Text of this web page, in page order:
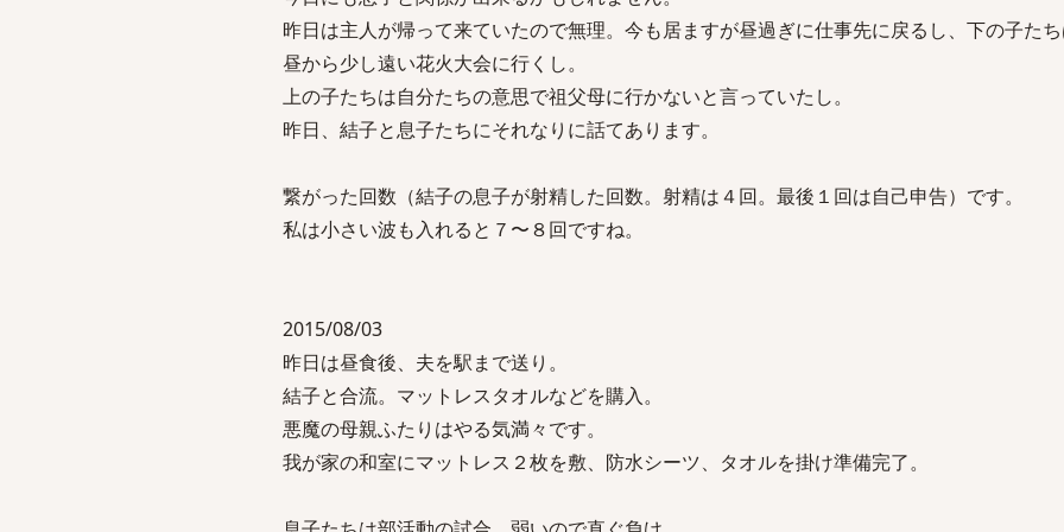
昨日は主人が帰って来ていたので無理。今も居ますが昼過ぎに仕事先に戻るし、下の子た
昼から少し遠い花火大会に行くし。
上の子たちは自分たちの意思で祖父母に行かないと言っていたし。
昨日、結子と息子たちにそれなりに話てあります。
繋がった回数（結子の息子が射精した回数。射精は４回。最後１回は自己申告）です。
私は小さい波も入れると７〜８回ですね。
2015/08/03
昨日は昼食後、夫を駅まで送り。
結子と合流。マットレスタオルなどを購入。
悪魔の母親ふたりはやる気満々です。
我が家の和室にマットレス２枚を敷、防水シーツ、タオルを掛け準備完了。